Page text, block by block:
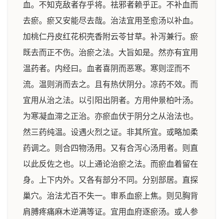
血。不知克敌者存乎将。祛邪者赖乎正。不补血而
去瘀。瘀又安能尽去哉。治法宜用圣愈汤以补血。
加桃仁丹皮红花枳壳香附云苓甘草。补泻兼行。瘀
既去而正不伤。治瘀之法。大旨如是。然亦有宜用
温药者。内经曰。血者喜阴而恶寒。寒则涩而不
流。温则消而去之。且有热伏阴分。凉药不效。而
宜用从治之法。以引阳出阴者。方用仲景柏叶汤。
为寒凝血滞之正治。亦瘀血伏于阴分之从治法也。
然三药纯温。设遇火烈之证。非其所宜。或略加柔
药调之。则合四物汤用。又有合泻心汤用者。则直
以此反佐之也。以上通论治瘀之法。而瘀血着留在
身。上下内外。又各有部分不同。分别部居。直探
巢穴。治法尤百不失一。审系血瘀上焦。则见胸背
肩膊疼痛麻木逆满等证。宜用血府逐瘀汤。或人参